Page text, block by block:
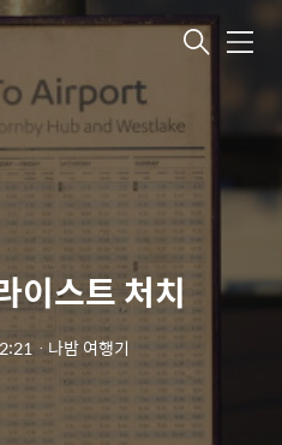
메
이스트 처치
ㆍ 나밤 여행기